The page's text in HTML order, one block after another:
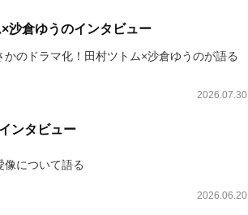
沙倉ゆうのインタビュー
かのドラマ化！田村ツトム×沙倉ゆうのが語る
2026.07.30
ンタビュー
について語る
2026.06.20